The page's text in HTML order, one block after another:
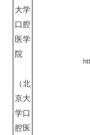
大学
口腔
医学
院
（北
京大
学口
腔医